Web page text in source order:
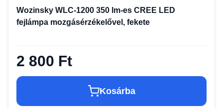
Wozinsky WLC-1200 350 lm-es CREE LED
fejlámpa mozgásérzékelővel, fekete
2 800 Ft
Kosárba